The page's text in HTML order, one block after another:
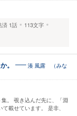
済 1話
113文字
。
湊 風露 （みな
。 覗き込んだ先に、「淵
載せています。 是非、